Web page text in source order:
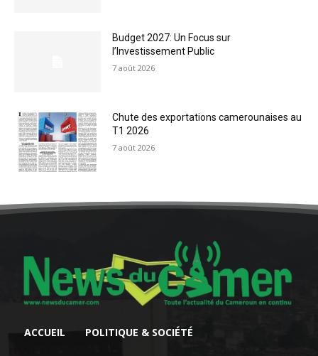
Budget 2027: Un Focus sur
l’Investissement Public
7 août 2026
Chute des exportations camerounaises au
T1 2026
7 août 2026
ACCUEIL POLITIQUE & SOCIÉTÉ